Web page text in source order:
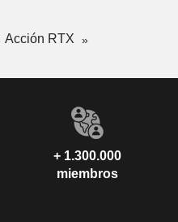
Acción RTX
+ 1.300.000
miembros